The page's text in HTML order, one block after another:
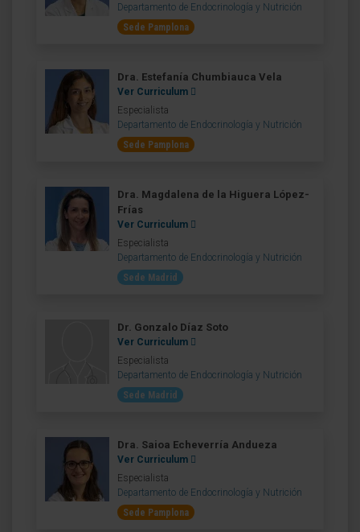
Departamento de Endocrinología y Nutrición
Sede Pamplona
Dra. Estefanía Chumbiauca Vela
Ver Curriculum
Especialista
Departamento de Endocrinología y Nutrición
Sede Pamplona
Dra. Magdalena de la Higuera López-
Frías
Ver Curriculum
Especialista
Departamento de Endocrinología y Nutrición
Sede Madrid
Dr. Gonzalo Díaz Soto
Ver Curriculum
Especialista
Departamento de Endocrinología y Nutrición
Sede Madrid
Dra. Saioa Echeverría Andueza
Ver Curriculum
Especialista
Departamento de Endocrinología y Nutrición
Sede Pamplona